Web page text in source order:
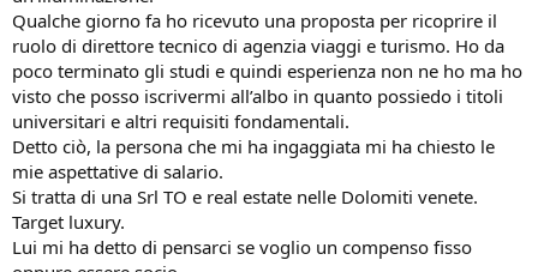
Qualche giorno fa ho ricevuto una proposta per ricoprire il
ruolo di direttore tecnico di agenzia viaggi e turismo. Ho da
poco terminato gli studi e quindi esperienza non ne ho ma ho
visto che posso iscrivermi all’albo in quanto possiedo i titoli
universitari e altri requisiti fondamentali.
Detto ciò, la persona che mi ha ingaggiata mi ha chiesto le
mie aspettative di salario.
Si tratta di una Srl TO e real estate nelle Dolomiti venete.
Target luxury.
Lui mi ha detto di pensarci se voglio un compenso fisso